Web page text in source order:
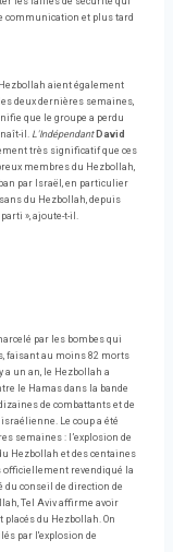
communication et plus tard
aient également
deux dernières semaines,
que le groupe a perdu
il. L'Indépendant David
très significatif que ces
membres du Hezbollah,
par Israël, en particulier
du Hezbollah, depuis
», ajoute-t-il.
par les bombes qui
faisant au moins 82 morts
a un an, le Hezbollah a
le Hamas dans la bande
de combattants et de
Le coup a été
semaines : l’explosion de
Hezbollah et des centaines
officiellement revendiqué la
conseil de direction de
Tel Aviv affirme avoir
du Hezbollah. On
par l'explosion de